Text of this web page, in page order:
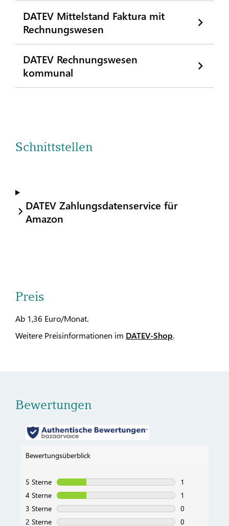
DATEV Mittelstand Faktura mit
Rechnungswesen
DATEV Rechnungswesen
kommunal
Schnittstellen
DATEV Zahlungsdatenservice für
Amazon
Preis
Ab 1,36 Euro/Monat.
Weitere Preisinformationen im DATEV-Shop.
Bewertungen